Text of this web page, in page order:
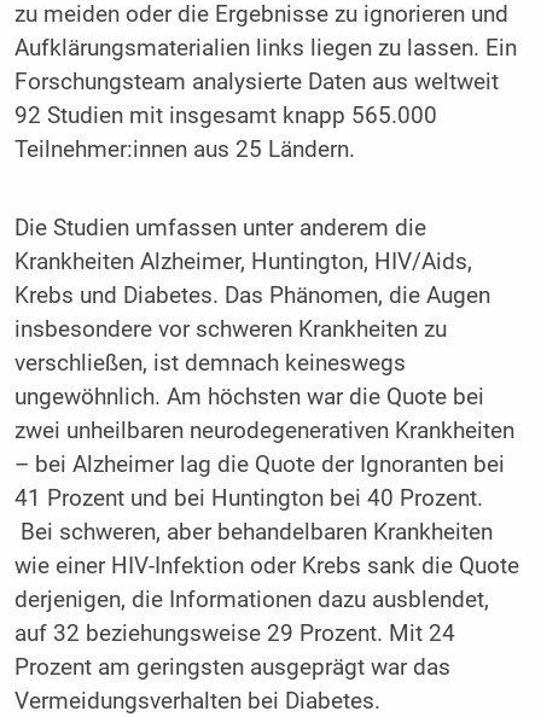
zu meiden oder die Ergebnisse zu ignorieren und
Aufklärungsmaterialien links liegen zu lassen. Ein
Forschungsteam analysierte Daten aus weltweit
92 Studien mit insgesamt knapp 565.000
Teilnehmer:innen aus 25 Ländern.
Die Studien umfassen unter anderem die
Krankheiten Alzheimer, Huntington, HIV/Aids,
Krebs und Diabetes. Das Phänomen, die Augen
insbesondere vor schweren Krankheiten zu
verschließen, ist demnach keineswegs
ungewöhnlich. Am höchsten war die Quote bei
zwei unheilbaren neurodegenerativen Krankheiten
– bei Alzheimer lag die Quote der Ignoranten bei
41 Prozent und bei Huntington bei 40 Prozent.
Bei schweren, aber behandelbaren Krankheiten
wie einer HIV-Infektion oder Krebs sank die Quote
derjenigen, die Informationen dazu ausblendet,
auf 32 beziehungsweise 29 Prozent. Mit 24
Prozent am geringsten ausgeprägt war das
Vermeidungsverhalten bei Diabetes.